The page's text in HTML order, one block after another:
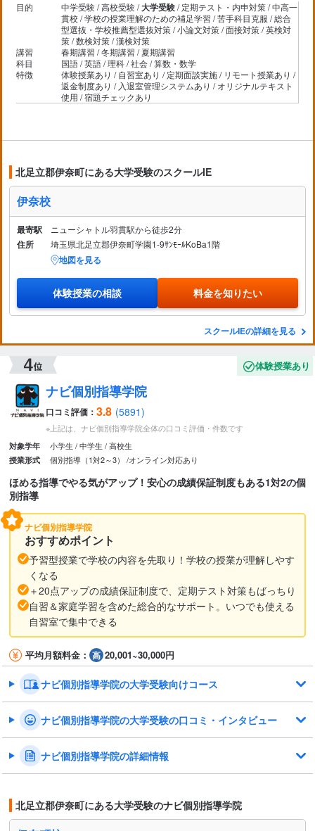
目的 中学受験 / 高校受験 /大学受験/ 定期テスト・内申対策 / 中高一
貫校 / 学校の授業理解のための補足学習 / 苦手科目克服 / 総合
型選抜・学校推薦型選抜対策 / 小論文対策 / 面接対策 / 英検対
策 / 数検対策 / 漢検対策
講習
春期講習 / 冬期講習 / 夏期講習
科目
国語 / 英語 / 理科 / 社会 / 算数・数学
特徴
体験授業あり / 自習室あり / 定期面談実施 / リモート授業あり /
返金制度あり / 入退室管理システムあり / オリジナルテキスト
使用 / 宿題チェックあり
北足立郡伊奈町にある大学受験のスクールIE
伊奈校
最寄駅 ニューシャトル羽貫駅から徒歩2分
住所 埼玉県北足立郡伊奈町学園1-9ｻﾝﾓｰﾙKoBa1階
地図を見る
体験授業の相談 料金を知りたい
スクールIEの詳細を見る
体験授業あり
ナビ個別指導学院
口コミ評価： 3.8 (5891)
※上記は、ナビ個別指導学院全体の口コミ評価・件数です
対象学年 小学生 中学生 高校生
授業形式 個別指導（1対2～3） オンライン対応あり
ほめる指導でやる気がアップ！安心の成績保証制度もある1対2の個
別指導
ナビ個別指導学院
おすすめポイント
予習型授業で学校の内容を先取り！学校の授業が理解しやす
くなる
＋20点アップの成績保証制度で、定期テスト対策もばっちり
自習＆家庭学習を含めた総合的なサポート。いつでも使える
自習室で集中できる
平均月額料金： 20,001~30,000円
ナビ個別指導学院の大学受験向けコース
ナビ個別指導学院の大学受験の口コミ・インタビュー
ナビ個別指導学院の詳細情報
北足立郡伊奈町にある大学受験のナビ個別指導学院